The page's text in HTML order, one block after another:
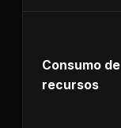
Consumo de
recursos